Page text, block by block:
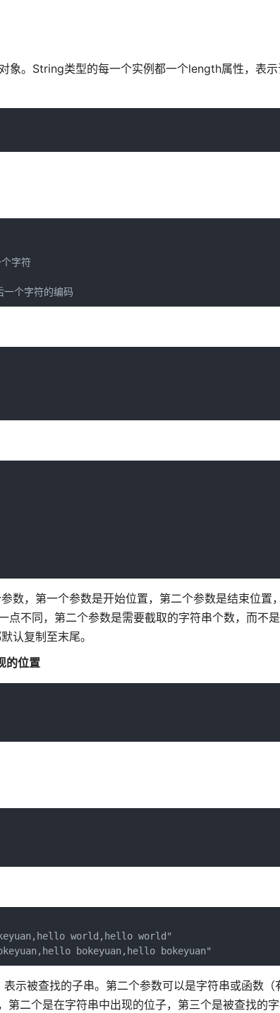
象。String类型的每一个实例都一个length属性，表
字符
字符的编码
，第一个参数是开始位置，第二个参数是结束位置
不同，第二个参数是需要截取的字符串个数，而不
认复制至末尾。
的位置
world,hello world"
bokeyuan,hello bokeyuan"
示被查找的子串。第二个参数可以是字符串或函数（
二个是在字符串中出现的位子，第三个是被查找的